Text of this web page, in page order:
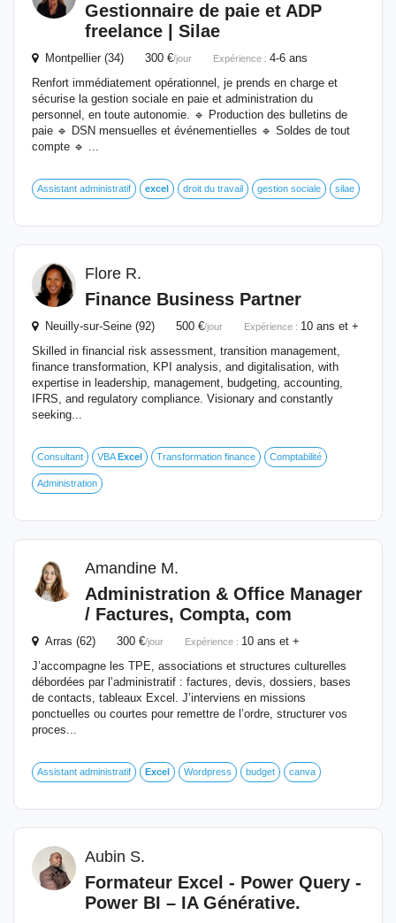
Gestionnaire de paie et ADP
freelance | Silae
Montpellier (34) 300 €/jour Expérience : 4-6 ans
Renfort immédiatement opérationnel, je prends en charge et
sécurise la gestion sociale en paie et administration du
personnel, en toute autonomie. 🔹 Production des bulletins de
paie 🔹 DSN mensuelles et événementielles 🔹 Soldes de tout
compte 🔹 ...
Assistant administratif excel droit du travail gestion sociale silae
Flore R.
Finance Business Partner
Neuilly-sur-Seine (92) 500 €/jour Expérience : 10 ans et +
Skilled in financial risk assessment, transition management,
finance transformation, KPI analysis, and digitalisation, with
expertise in leadership, management, budgeting, accounting,
IFRS, and regulatory compliance. Visionary and constantly
seeking...
Consultant VBAExcel Transformation finance Comptabilité
Administration
Amandine M.
Administration & Office Manager
/ Factures, Compta, com
Arras (62) 300 €/jour Expérience : 10 ans et +
J’accompagne les TPE, associations et structures culturelles
débordées par l’administratif : factures, devis, dossiers, bases
de contacts, tableaux Excel. J’interviens en missions
ponctuelles ou courtes pour remettre de l’ordre, structurer vos
proces...
Assistant administratif Excel Wordpress budget canva
Aubin S.
Formateur Excel - Power Query -
Power BI – IA Générative.